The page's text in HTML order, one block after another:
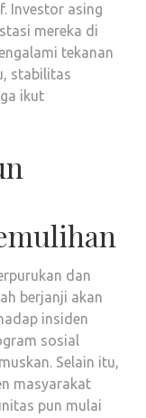
Investor asing
mereka di
tekanan
stabilitas
ikut
dan
berjanji akan
insiden
sosial
Selain itu,
masyarakat
pun mulai